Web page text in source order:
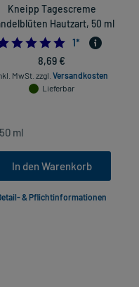
Kneipp Tagescreme
Hautzart, 50 ml
5.0
1*
8,69 €
MwSt. zzgl. Versandkosten
Lieferbar
In den Warenkorb
& Pflichtinformationen